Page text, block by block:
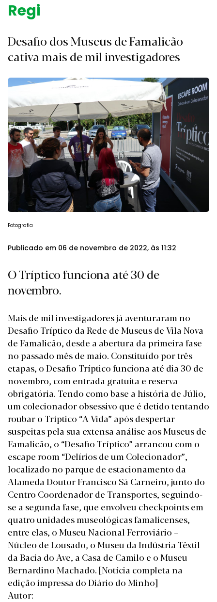
Região.
Desafio dos Museus de Famalicão
cativa mais de mil investigadores
Fotografia
Publicado em 06 de novembro de 2022, às 11:32
O Tríptico funciona até 30 de
novembro.
Mais de mil investigadores já aventuraram no
Desafio Tríptico da Rede de Museus de Vila Nova
de Famalicão, desde a abertura da primeira fase
no passado mês de maio. Constituído por três
etapas, o Desafio Tríptico funciona até dia 30 de
novembro, com entrada gratuita e reserva
obrigatória. Tendo como base a história de Júlio,
um colecionador obsessivo que é detido tentando
roubar o Tríptico “A Vida” após despertar
suspeitas pela sua extensa análise aos Museus de
Famalicão, o “Desafio Tríptico” arrancou com o
escape room “Delírios de um Colecionador”,
localizado no parque de estacionamento da
Alameda Doutor Francisco Sá Carneiro, junto do
Centro Coordenador de Transportes, seguindo-
se a segunda fase, que envolveu checkpoints em
quatro unidades museológicas famalicenses,
entre elas, o Museu Nacional Ferroviário –
Núcleo de Lousado, o Museu da Indústria Têxtil
da Bacia do Ave, a Casa de Camilo e o Museu
Bernardino Machado. [Notícia completa na
edição impressa do Diário do Minho]
Autor: